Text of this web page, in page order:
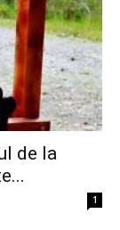
de la
1